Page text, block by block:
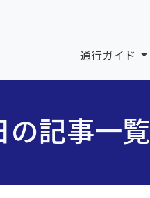
通行ガイド
記事一覧